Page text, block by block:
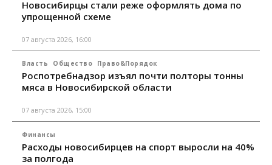
Новосибирцы стали реже оформлять дома по
упрощенной схеме
07 августа 2026, 16:00
Власть Общество Право&Порядок
Роспотребнадзор изъял почти полторы тонны
мяса в Новосибирской области
07 августа 2026, 15:00
Финансы
Расходы новосибирцев на спорт выросли на 40%
за полгода